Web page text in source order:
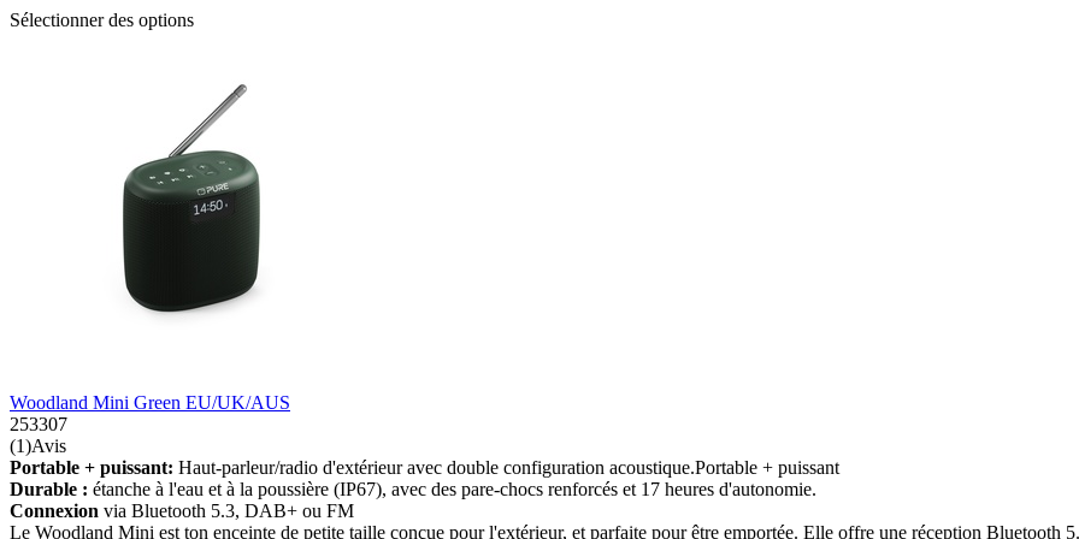
Sélectionner des options
Woodland Mini Green EU/UK/AUS
253307
(1)Avis
Portable + puissant: Haut-parleur/radio d'extérieur avec double configuration acoustique.Portable + puissant
Durable : étanche à l'eau et à la poussière (IP67), avec des pare-chocs renforcés et 17 heures d'autonomie.
Connexion via Bluetooth 5.3, DAB+ ou FM
Le Woodland Mini est ton enceinte de petite taille conçue pour l'extérieur, et parfaite pour être emportée. Elle offre une réception Bluetooth